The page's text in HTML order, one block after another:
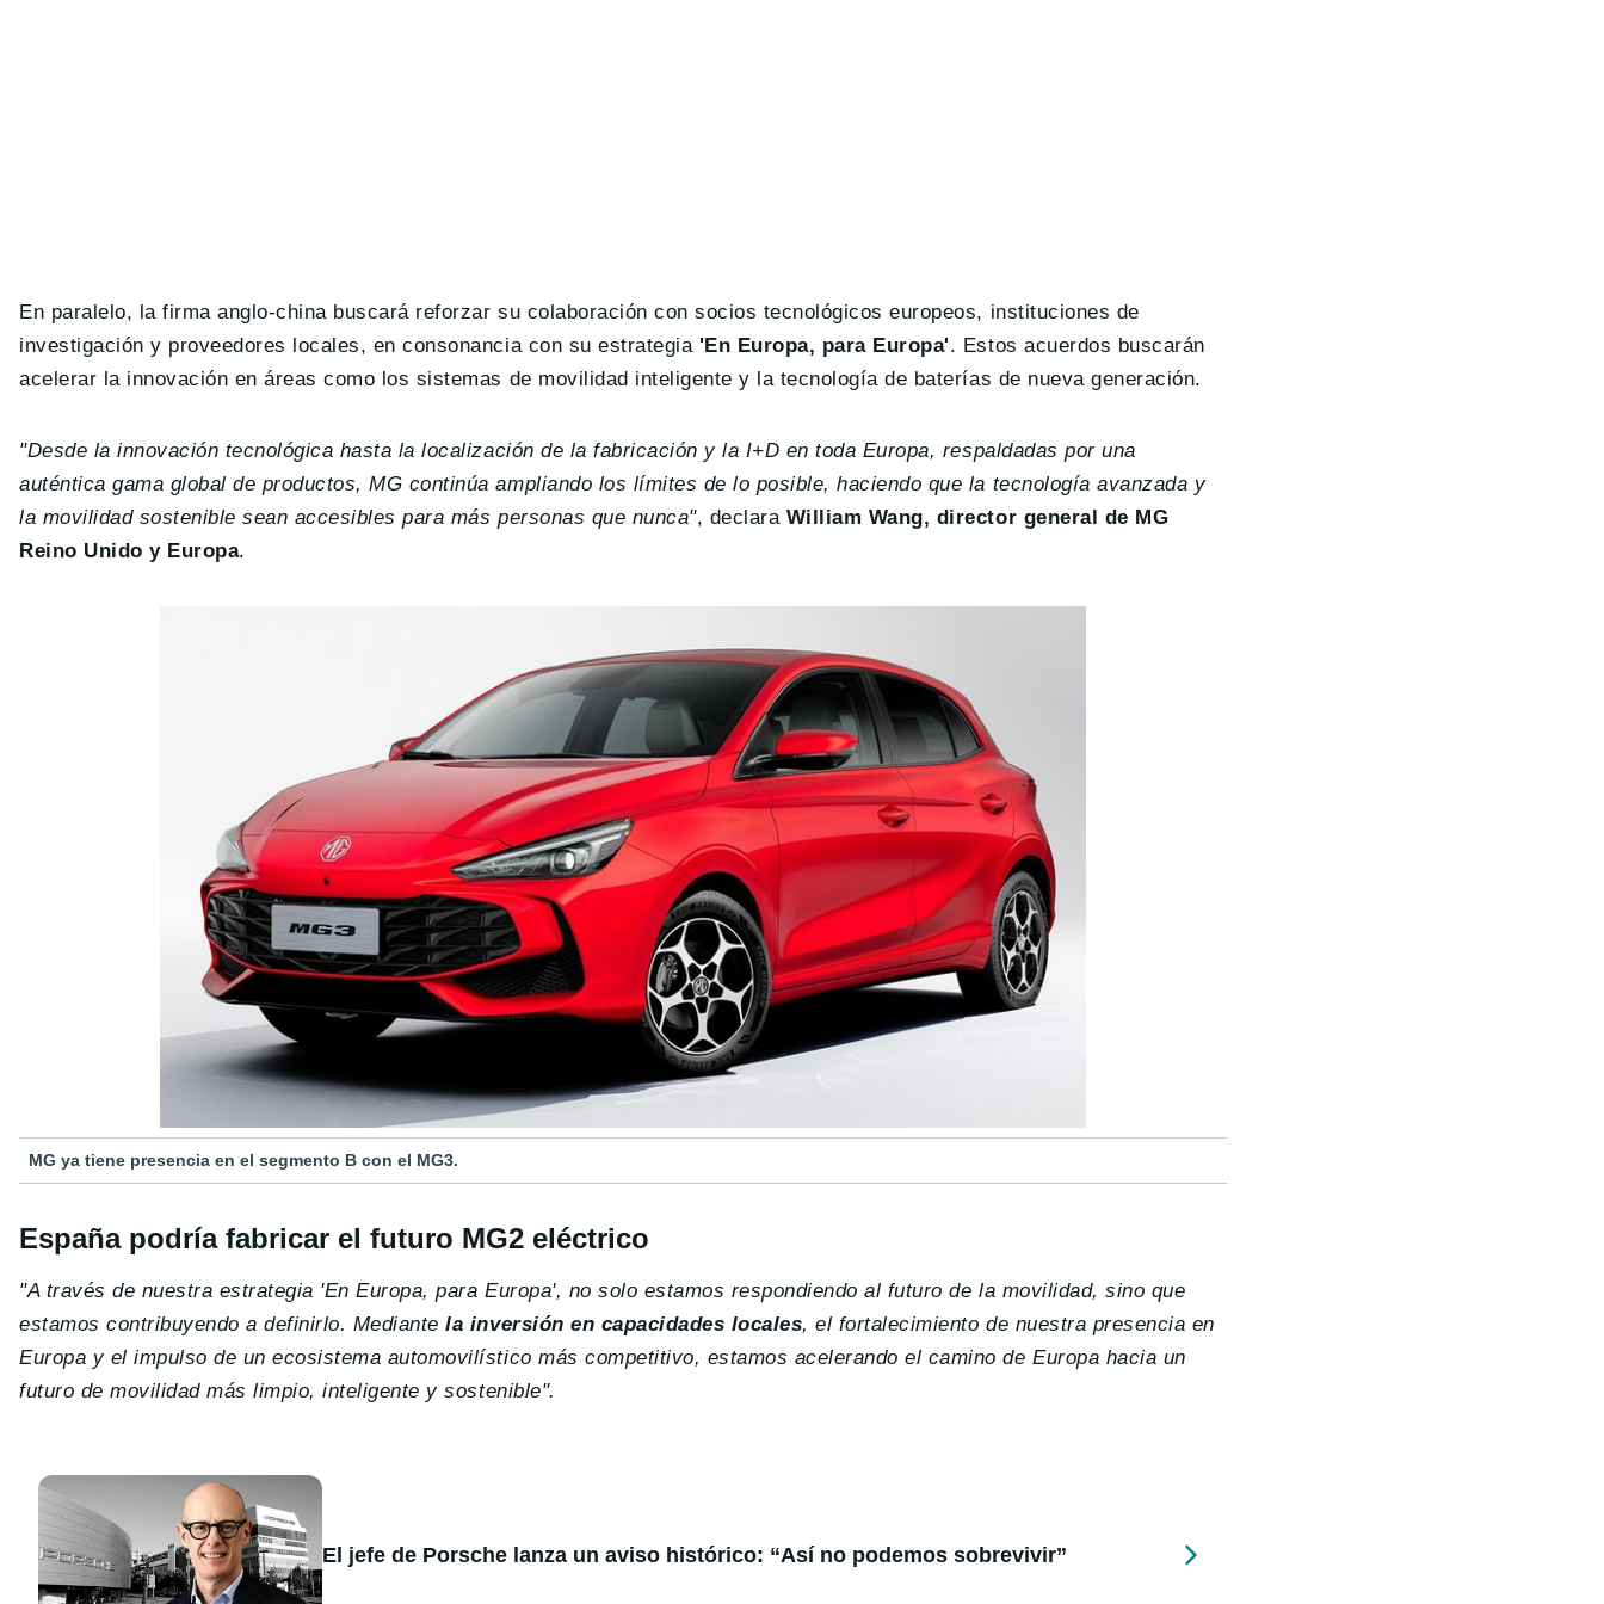
En paralelo, la firma anglo-china buscará reforzar su colaboración con socios tecnológicos europeos, instituciones de
investigación y proveedores locales, en consonancia con su estrategia'En Europa, para Europa'. Estos acuerdos buscarán
acelerar la innovación en áreas como los sistemas de movilidad inteligente y la tecnología de baterías de nueva generación.
"Desde la innovación tecnológica hasta la localización de la fabricación y la I+D en toda Europa, respaldadas por una
auténtica gama global de productos, MG continúa ampliando los límites de lo posible, haciendo que la tecnología avanzada y
la movilidad sostenible sean accesibles para más personas que nunca", declara William Wang, director general de MG
Reino Unido y Europa.
MG ya tiene presencia en el segmento B con el MG3.
España podría fabricar el futuro MG2 eléctrico
"A través de nuestra estrategia 'En Europa, para Europa', no solo estamos respondiendo al futuro de la movilidad, sino que
estamos contribuyendo a definirlo. Mediantela inversión en capacidades locales, el fortalecimiento de nuestra presencia en
Europa y el impulso de un ecosistema automovilístico más competitivo, estamos acelerando el camino de Europa hacia un
futuro de movilidad más limpio, inteligente y sostenible".
El jefe de Porsche lanza un aviso histórico: “Así no podemos sobrevivir”